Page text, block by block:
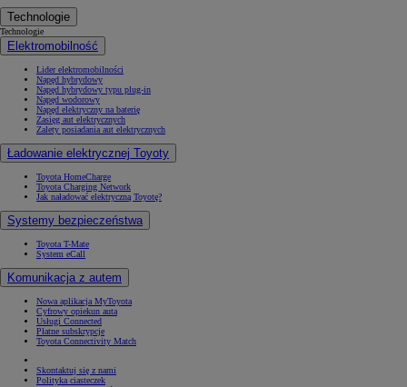
Technologie
Technologie
Elektromobilność
Lider elektromobilności
Napęd hybrydowy
Napęd hybrydowy typu plug-in
Napęd wodorowy
Napęd elektryczny na baterię
Zasięg aut elektrycznych
Zalety posiadania aut elektrycznych
Ładowanie elektrycznej Toyoty
Toyota HomeCharge
Toyota Charging Network
Jak naładować elektryczną Toyotę?
Systemy bezpieczeństwa
Toyota T-Mate
System eCall
Komunikacja z autem
Nowa aplikacja MyToyota
Cyfrowy opiekun auta
Usługi Connected
Płatne subskrypcje
Toyota Connectivity Match
Skontaktuj się z nami
Polityka ciasteczek